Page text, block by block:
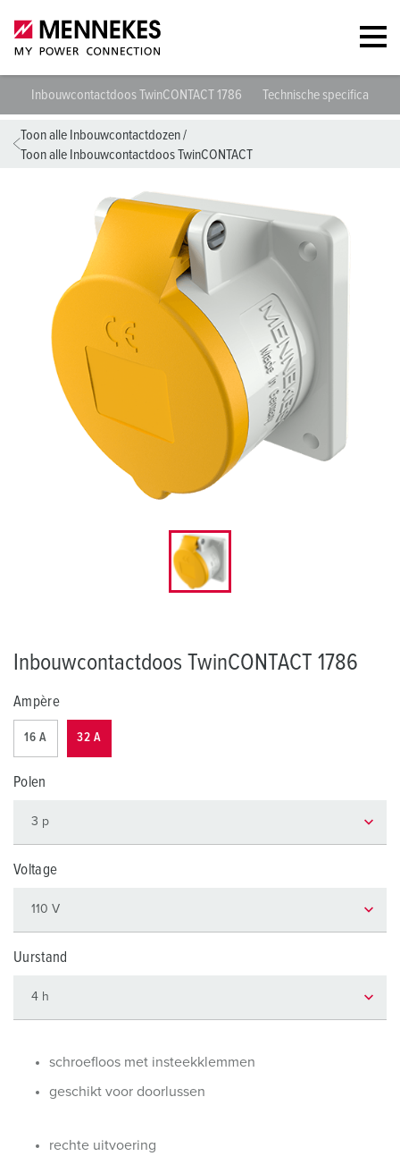
Inbouwcontactdoos TwinCONTACT 1786 Technische specificaties
Toon alle Inbouwcontactdozen/
Toon alle Inbouwcontactdoos TwinCONTACT
Inbouwcontactdoos TwinCONTACT 1786
Ampère
16 A 32 A
Polen
Voltage
Uurstand
schroefloos met insteekklemmen
geschikt voor doorlussen
rechte uitvoering